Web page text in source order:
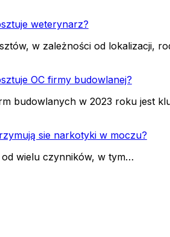
weterynarz?
w zależności od lokalizacji,
OC firmy budowlanej?
budowlanych w 2023 roku jest
sie narkotyki w moczu?
wielu czynników, w tym…